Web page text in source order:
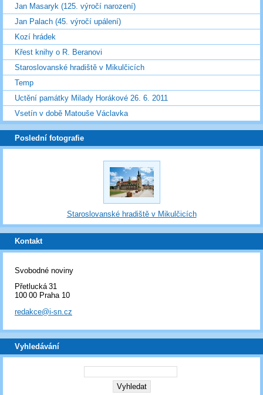
Jan Masaryk (125. výročí narození)
Jan Palach (45. výročí upálení)
Kozí hrádek
Křest knihy o R. Beranovi
Staroslovanské hradiště v Mikulčicích
Temp
Uctění památky Milady Horákové 26. 6. 2011
Vsetín v době Matouše Václavka
Poslední fotografie
Staroslovanské hradiště v Mikulčicích
Kontakt
Svobodné noviny
Přetlucká 31
100 00 Praha 10
redakce@i-sn.cz
Vyhledávání